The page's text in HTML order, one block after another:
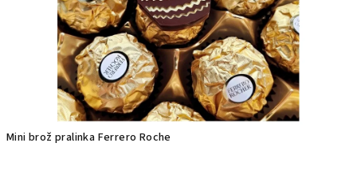
Mini brož pralinka Ferrero Roche